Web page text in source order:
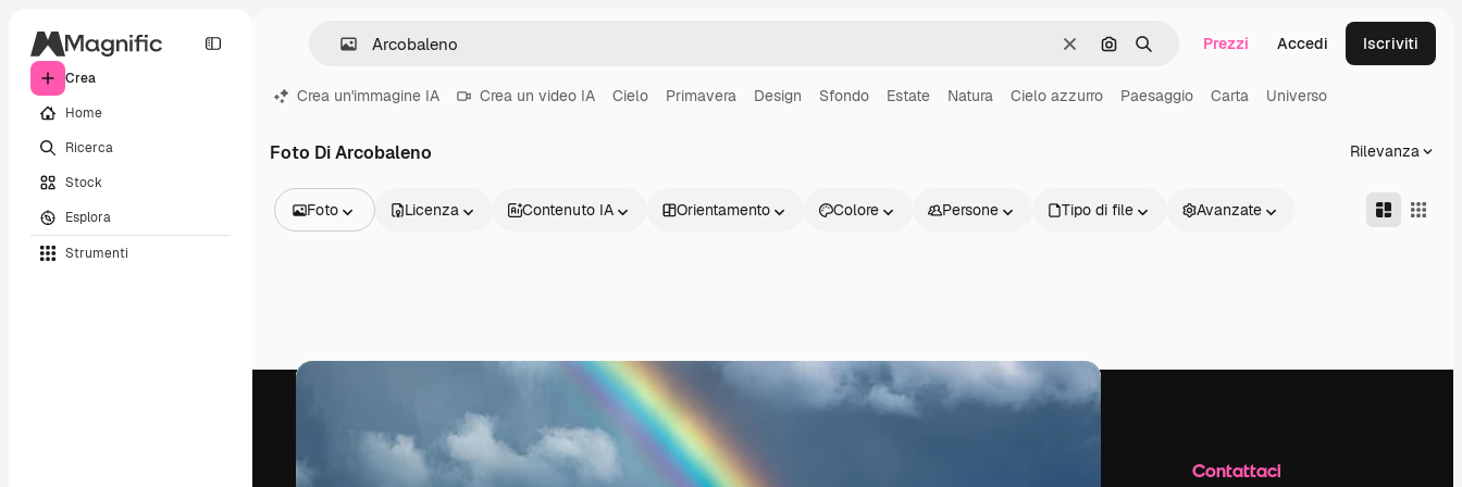
Crea
Home
Ricerca
Stock
Esplora
Strumenti
CancellaCerca per immagine
Ricerca Prezzi Accedi Iscriviti
Crea un'immagine IA Crea un video IA Cielo Primavera Design Sfondo Estate Natura Cielo azzurro Paesaggio Carta Universo
Foto Di Arcobaleno Rilevanza
Foto
Video
Modelli 3D
Font
Licenza Contenuto IA Orientamento Colore Persone Tipo di file Avanzate
Prodotti Contattaci